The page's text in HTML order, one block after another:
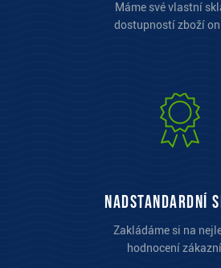
Máme své vlastní
dostupností zboží
Nadstandardní
Zakládáme si na
hodnocení